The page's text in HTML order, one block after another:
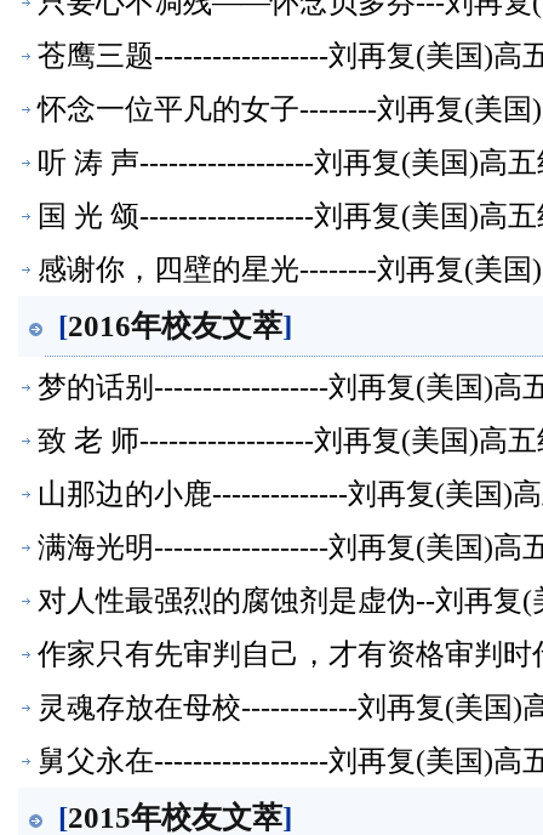
苍鹰三题------------------刘再复(美国)高
怀念一位平凡的女子--------刘再复(美
听 涛 声------------------刘再复(美国)高
国 光 颂------------------刘再复(美国)高
感谢你，四壁的星光--------刘再复(美
[2016年校友文萃]
梦的话别------------------刘再复(美国)高
致 老 师------------------刘再复(美国)高
山那边的小鹿--------------刘再复(美国)
满海光明------------------刘再复(美国)高
对人性最强烈的腐蚀剂是虚伪--刘再复
作家只有先审判自己，才有资格审判
灵魂存放在母校------------刘再复(美国)
舅父永在------------------刘再复(美国)高
[2015年校友文萃]